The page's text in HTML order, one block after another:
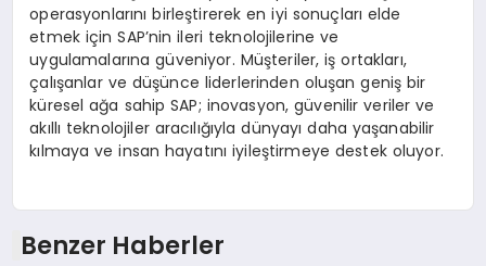
operasyonlarını birleştirerek en iyi sonuçları elde
etmek için SAP’nin ileri teknolojilerine ve
uygulamalarına güveniyor. Müşteriler, iş ortakları,
çalışanlar ve düşünce liderlerinden oluşan geniş bir
küresel ağa sahip SAP; inovasyon, güvenilir veriler ve
akıllı teknolojiler aracılığıyla dünyayı daha yaşanabilir
kılmaya ve insan hayatını iyileştirmeye destek oluyor.
Benzer Haberler